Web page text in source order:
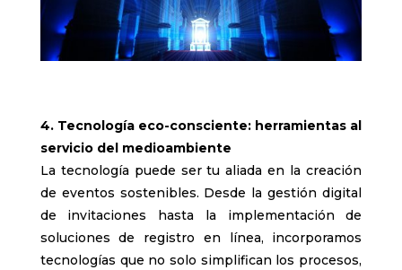
4. Tecnología eco-consciente: herramientas al
servicio del medioambiente
La tecnología puede ser tu aliada en la creación
de eventos sostenibles. Desde la gestión digital
de invitaciones hasta la implementación de
soluciones de registro en línea, incorporamos
tecnologías que no solo simplifican los procesos,